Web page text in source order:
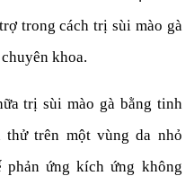
trong cách trị sùi mào gà
khoa.
trị sùi mào gà bằng tinh
thử trên một vùng da nhỏ
ứng kích ứng không